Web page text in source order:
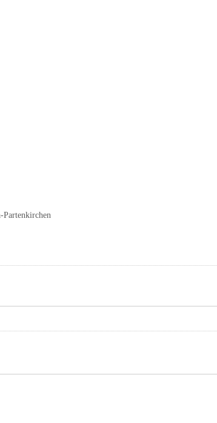
Partenkirchen